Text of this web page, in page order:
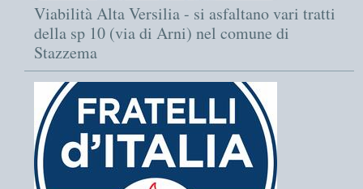
Viabilità Alta Versilia - si asfaltano vari tratti
della sp 10 (via di Arni) nel comune di
Stazzema